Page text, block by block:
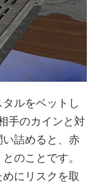
ルをベットし
手のカインと対
詰めると、赤
のことです。
にリスクを取